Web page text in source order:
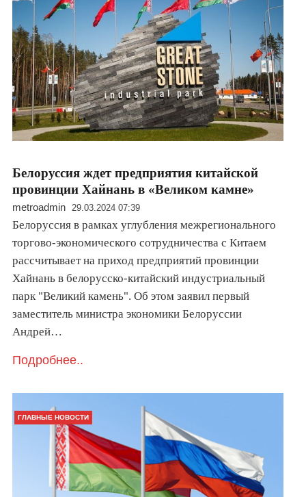
Белоруссия ждет предприятия китайской
провинции Хайнань в «Великом камне»
metroadmin 29.03.2024 07:39
Белоруссия в рамках углубления межрегионального
торгово-экономического сотрудничества с Китаем
рассчитывает на приход предприятий провинции
Хайнань в белорусско-китайский индустриальный
парк "Великий камень". Об этом заявил первый
заместитель министра экономики Белоруссии
Андрей…
Подробнее..
ГЛАВНЫЕ НОВОСТИ